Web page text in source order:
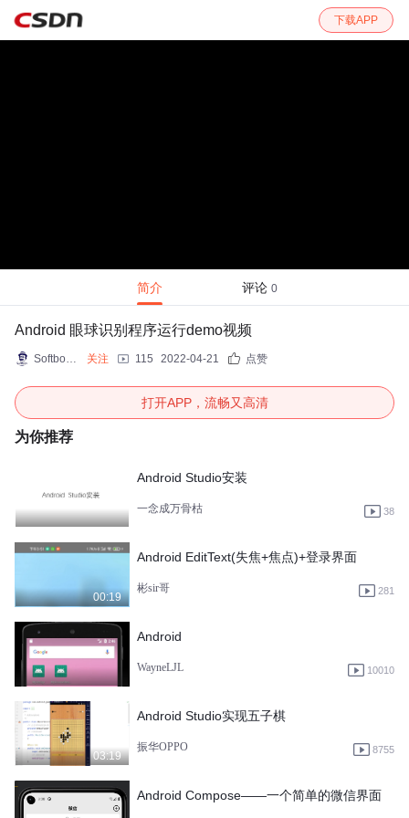
下载APP
简介 评论 0
Android 眼球识别程序运行demo视频
Softboy_TM 关注 115 2022-04-21 点赞
打开APP，流畅又高清
为你推荐
Android Studio安装
一念成万骨枯 38
00:19
Android EditText(失焦+焦点)+登录界面
彬sir哥 281
Android
WayneLJL 10010
03:19
Android Studio实现五子棋
振华OPPO 8755
Android Compose——一个简单的微信界面